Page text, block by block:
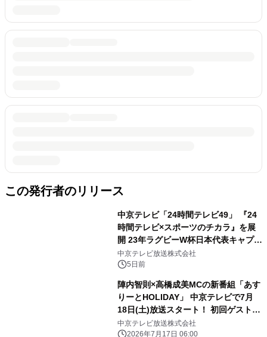
この発行者のリリース
中京テレビ「24時間テレビ49」 『24
時間テレビ×スポーツのチカラ』を展
開 23年ラグビーW杯日本代表キャプテ
ン姫野和樹、 SWEET STEADYの出演
決定
中京テレビ放送株式会社
5日前
陣内智則×高橋成美MCの新番組「あす
りーとHOLIDAY」 中京テレビで7月
18日(土)放送スタート！ 初回ゲストは
卓球・張本智和選手＆レスリング・藤
波朱理選手
中京テレビ放送株式会社
2026年7月17日 06:00